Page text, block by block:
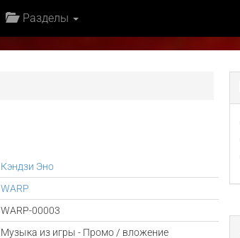
Разделы
Кэндзи Эно
WARP
WARP-00003
Музыка из игры - Промо / вложение